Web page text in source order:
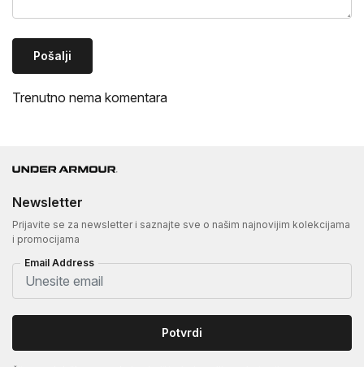
Pošalji
Trenutno nema komentara
Newsletter
Prijavite se za newsletter i saznajte sve o našim najnovijim kolekcijama
i promocijama
Email Address
Potvrdi